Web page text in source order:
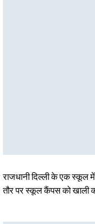
राजधानी दिल्ली के एक स्कूल
तौर पर स्कूल कैंपस को खाली